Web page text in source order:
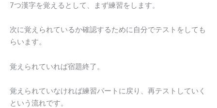
7つ漢字を覚えるとして、まず練習をします。
次に覚えられているか確認するために自分でテストをしても
らいます。
覚えられていれば宿題終了。
覚えられていなければ練習パートに戻り、再テストしていく
という流れです。